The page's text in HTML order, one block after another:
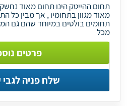
תחום ההייטק הינו תחום מאוד
תחומים בולטים במיוחד שהם גם
מכל
פרטים
שלח פניה לגבי